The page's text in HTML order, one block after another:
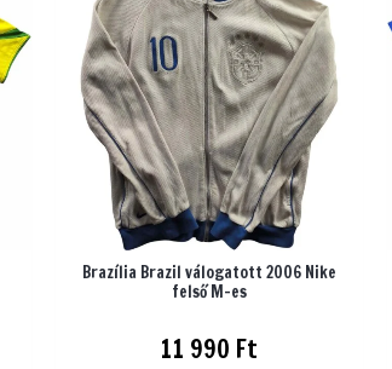
Brazília Brazil válogatott 2006 Nike
felső M-es
11 990 Ft